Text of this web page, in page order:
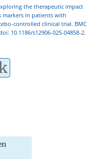
the therapeutic impact
markers in patients with
controlled clinical trial. BMC
10.1186/s12906-025-04858-2.